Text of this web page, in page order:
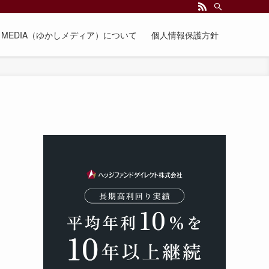
（ゆかしメディア）について 個人情報保護方針